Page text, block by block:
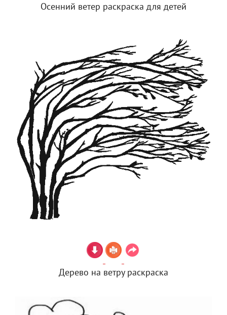
Осенний ветер раскраска для детей
Дерево на ветру раскраска